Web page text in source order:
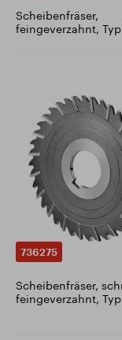
Scheibenfräser,
feingeverzahnt, Typ
736275
Scheibenfräser,
feingeverzahnt, Typ